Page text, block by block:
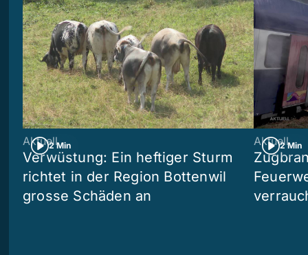
2 Min
Aktuell
Verwüstung: Ein heftiger Sturm
richtet in der Region Bottenwil
grosse Schäden an
2 Min
Aktuell